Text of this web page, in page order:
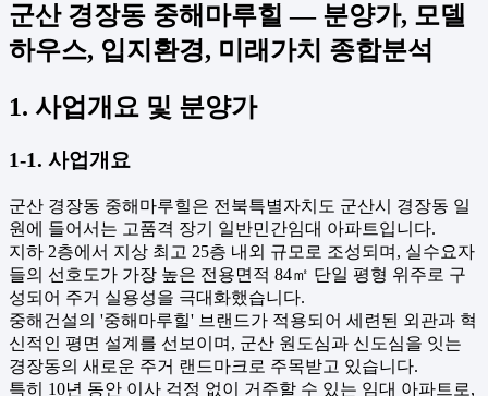
군산 경장동 중해마루힐 — 분양가, 모델
하우스, 입지환경, 미래가치 종합분석
1. 사업개요 및 분양가
1-1. 사업개요
군산 경장동 중해마루힐은 전북특별자치도 군산시 경장동 일
원에 들어서는 고품격 장기 일반민간임대 아파트입니다.
지하 2층에서 지상 최고 25층 내외 규모로 조성되며, 실수요자
들의 선호도가 가장 높은 전용면적 84㎡ 단일 평형 위주로 구
성되어 주거 실용성을 극대화했습니다.
중해건설의 '중해마루힐' 브랜드가 적용되어 세련된 외관과 혁
신적인 평면 설계를 선보이며, 군산 원도심과 신도심을 잇는
경장동의 새로운 주거 랜드마크로 주목받고 있습니다.
특히 10년 동안 이사 걱정 없이 거주할 수 있는 임대 아파트로,